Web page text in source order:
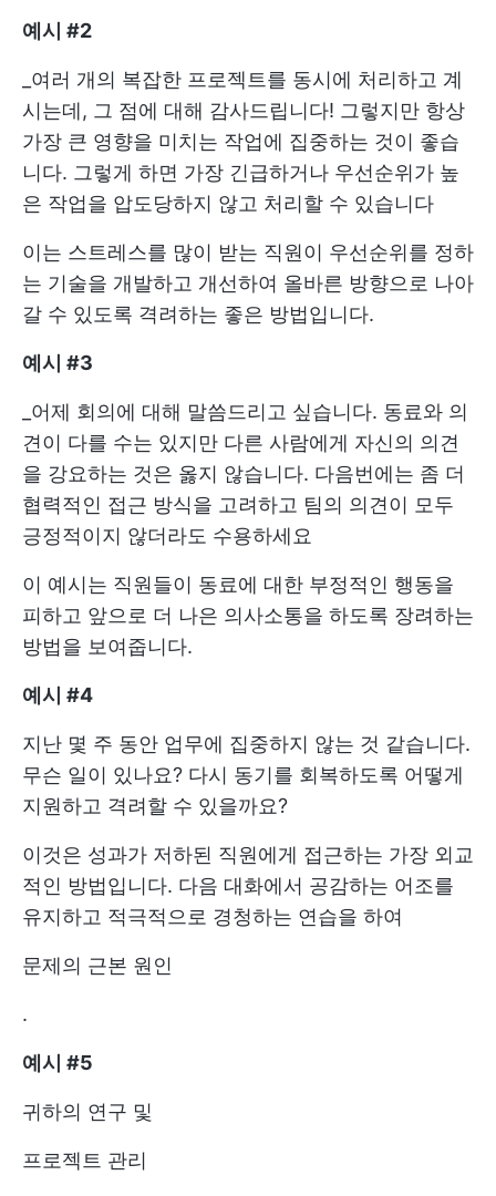
예시 #2
_여러 개의 복잡한 프로젝트를 동시에 처리하고 계
시는데, 그 점에 대해 감사드립니다! 그렇지만 항상
가장 큰 영향을 미치는 작업에 집중하는 것이 좋습
니다. 그렇게 하면 가장 긴급하거나 우선순위가 높
은 작업을 압도당하지 않고 처리할 수 있습니다
이는 스트레스를 많이 받는 직원이 우선순위를 정하
는 기술을 개발하고 개선하여 올바른 방향으로 나아
갈 수 있도록 격려하는 좋은 방법입니다.
예시 #3
_어제 회의에 대해 말씀드리고 싶습니다. 동료와 의
견이 다를 수는 있지만 다른 사람에게 자신의 의견
을 강요하는 것은 옳지 않습니다. 다음번에는 좀 더
협력적인 접근 방식을 고려하고 팀의 의견이 모두
긍정적이지 않더라도 수용하세요
이 예시는 직원들이 동료에 대한 부정적인 행동을
피하고 앞으로 더 나은 의사소통을 하도록 장려하는
방법을 보여줍니다.
예시 #4
지난 몇 주 동안 업무에 집중하지 않는 것 같습니다.
무슨 일이 있나요? 다시 동기를 회복하도록 어떻게
지원하고 격려할 수 있을까요?
이것은 성과가 저하된 직원에게 접근하는 가장 외교
적인 방법입니다. 다음 대화에서 공감하는 어조를
유지하고 적극적으로 경청하는 연습을 하여
문제의 근본 원인
.
예시 #5
귀하의 연구 및
프로젝트 관리